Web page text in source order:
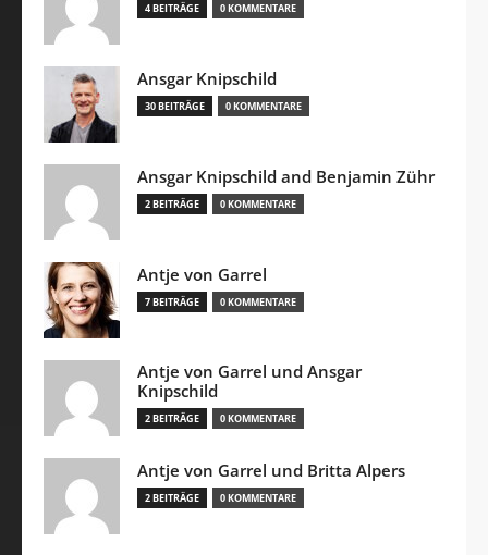
4 BEITRÄGE 0 KOMMENTARE
Ansgar Knipschild
30 BEITRÄGE 0 KOMMENTARE
Ansgar Knipschild and Benjamin Zühr
2 BEITRÄGE 0 KOMMENTARE
Antje von Garrel
7 BEITRÄGE 0 KOMMENTARE
Antje von Garrel und Ansgar
Knipschild
2 BEITRÄGE 0 KOMMENTARE
Antje von Garrel und Britta Alpers
2 BEITRÄGE 0 KOMMENTARE